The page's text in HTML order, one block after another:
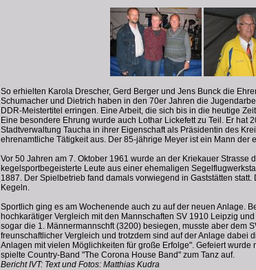
So erhielten Karola Drescher, Gerd Berger und Jens Bunck die
Schumacher und Dietrich haben in den 70er Jahren die
DDR-Meistertitel erringen. Eine Arbeit, die sich bis in die heutige
Eine besondere Ehrung wurde auch Lothar Lickefett zu Teil. Er
Stadtverwaltung Taucha in ihrer Eigenschaft als Präsidentin des
ehrenamtliche Tätigkeit aus. Der 85-jährige Meyer ist ein Mann der
Vor 50 Jahren am 7. Oktober 1961 wurde an der Kriekauer
kegelsportbegeisterte Leute aus einer ehemaligen
1887. Der Spielbetrieb fand damals vorwiegend in Gaststätten
Kegeln.
Sportlich ging es am Wochenende auch zu auf der neuen Anlage.
hochkarätiger Vergleich mit den Mannschaften SV 1910 Leipzig
sogar die 1. Männermannschft (3200) besiegen, musste aber dem
freunschaftlicher Vergleich und trotzdem sind auf der Anlage dabei
Anlagen mit vielen Möglichkeiten für große Erfolge". Gefeiert
spielte Country-Band "The Corona House Band" zum Tanz auf.
Bericht IVT: Text und Fotos: Matthias Kudra